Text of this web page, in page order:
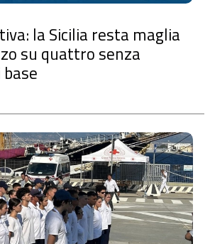
la Sicilia resta maglia
su quattro senza